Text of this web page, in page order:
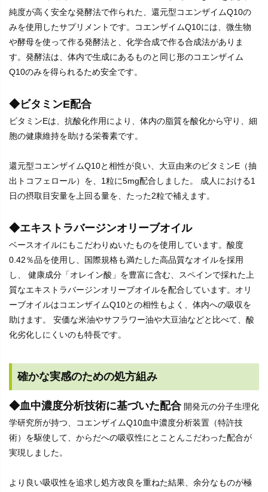
純度が高く安全な発酵法で作られた、還元型コエンザイムQ10の
みを使用したサプリメントです。コエンザイムQ10には、微生物
や酵母を使って作る発酵法と、化学合成で作る合成法がありま
す。発酵法は、体内で生成にあるものと同じ形のコエンザイム
Q10のみを得られるため安全です。
◆ビタミンE配合
ビタミンEは、抗酸化作用により、体内の脂質を酸化から守り、細
胞の健康維持を助ける栄養素です。
還元型コエンザイムQ10と相性が良い、大豆由来のビタミンE（抽
出トコフェロール）を、1粒に5mg配合しました。 成人における1
日の摂取目安量を上回る量を、たった2粒で補えます。
◆エキストラバージンオリーブオイル
ベースオイルにもこだわりぬいたものを使用しています。酸度
0.42％品を使用し、国際規格も満たした高品質なオイルを採用
し、 健康成分「オレイン酸」を豊富に含む、スペインで採れた上
質なエキストラバージンオリーブオイルを配合しています。オリ
ーブオイルはコエンザイムQ10との相性もよく、体内への吸収を
助けます。 安価な米油やサフラワー油や大豆油などと比べて、酸
化劣化しにくいのも特長です。
確かな実感のための処方組み
◆血中濃度分析技術に基づいた配合 開発元の分子生理化
学研究所が持つ、コエンザイムQ10血中濃度分析装置（特許技
術）を駆使して、からだへの吸収性にとことんこだわった配合が
実現しました。
より良い吸収性を追求し処方改良を重ねた結果、余分なものが極